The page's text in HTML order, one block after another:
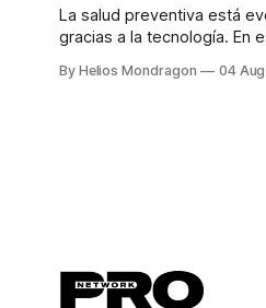
La salud preventiva está
gracias a la tecnología. En
desarrolla un ecosistema
By Helios Mondragon 04